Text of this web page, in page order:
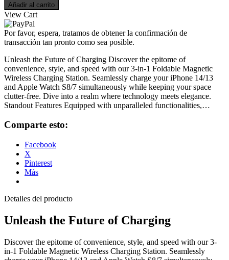
Añadir al carrito
View Cart
Por favor, espera, tratamos de obtener la confirmación de
transacción tan pronto como sea posible.
Unleash the Future of Charging Discover the epitome of
convenience, style, and speed with our 3-in-1 Foldable Magnetic
Wireless Charging Station. Seamlessly charge your iPhone 14/13
and Apple Watch S8/7 simultaneously while keeping your space
clutter-free. Dive into a realm where technology meets elegance.
Standout Features Equipped with unparalleled functionalities,…
Comparte esto:
Facebook
X
Pinterest
Más
Detalles del producto
Unleash the Future of Charging
Discover the epitome of convenience, style, and speed with our 3-
in-1 Foldable Magnetic Wireless Charging Station. Seamlessly